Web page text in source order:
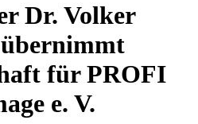
Dr. Volker
für PROFI
e. V.